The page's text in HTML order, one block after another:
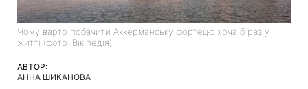
Чому варто побачити Аккерманську фортецю хоча б раз у
житті (фото: Вікіпедія)
АВТОР:
АННА ШИКАНОВА